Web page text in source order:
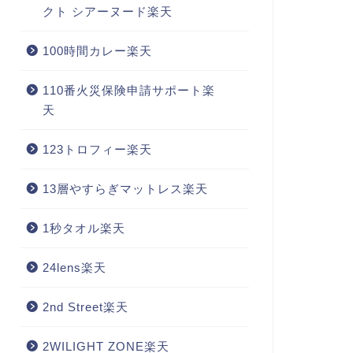
クト シアーヌード楽天
100時間カレー楽天
110番火災保険申請サポート楽
天
123トロフィー楽天
13層やすらぎマットレス楽天
1秒タオル楽天
24lens楽天
2nd Street楽天
2WILIGHT ZONE楽天